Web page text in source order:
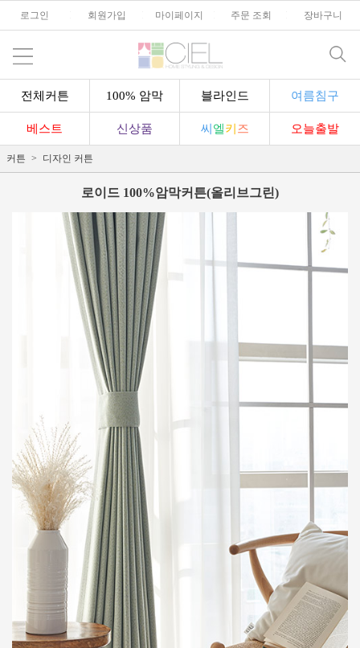
로그인 회원가입 마이페이지 주문 조회 장바구니
전체커튼 100% 암막 블라인드 여름침구
베스트 신상품 씨 엘키 즈 오늘출발
커튼 디자인 커튼
로이드 100%암막커튼(올리브그린)